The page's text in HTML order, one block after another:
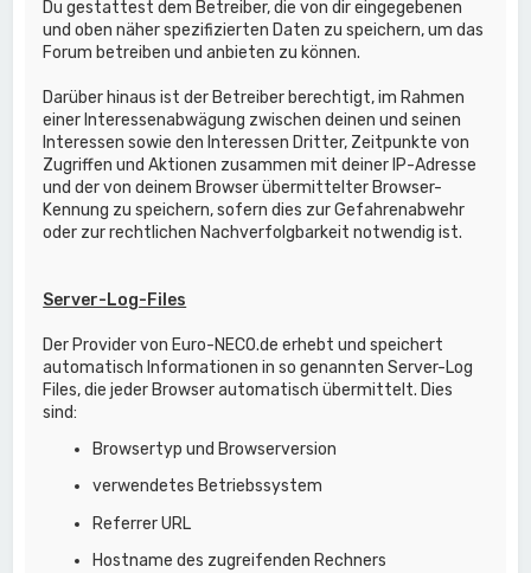
Du gestattest dem Betreiber, die von dir eingegebenen
und oben näher spezifizierten Daten zu speichern, um das
Forum betreiben und anbieten zu können.
Darüber hinaus ist der Betreiber berechtigt, im Rahmen
einer Interessenabwägung zwischen deinen und seinen
Interessen sowie den Interessen Dritter, Zeitpunkte von
Zugriffen und Aktionen zusammen mit deiner IP-Adresse
und der von deinem Browser übermittelter Browser-
Kennung zu speichern, sofern dies zur Gefahrenabwehr
oder zur rechtlichen Nachverfolgbarkeit notwendig ist.
Server-Log-Files
Der Provider von Euro-NECO.de erhebt und speichert
automatisch Informationen in so genannten Server-Log
Files, die jeder Browser automatisch übermittelt. Dies
sind:
Browsertyp und Browserversion
verwendetes Betriebssystem
Referrer URL
Hostname des zugreifenden Rechners